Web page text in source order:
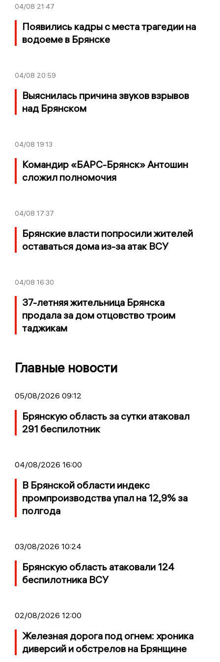
04/08 21:47
Появились кадры с места трагедии на
водоеме в Брянске
04/08 20:59
Выяснилась причина звуков взрывов
над Брянском
04/08 19:13
Командир «БАРС-Брянск» Антошин
сложил полномочия
04/08 17:37
Брянские власти попросили жителей
оставаться дома из-за атак ВСУ
04/08 16:30
37-летняя жительница Брянска
продала за дом отцовство троим
таджикам
Главные новости
05/08/2026 09:12
Брянскую область за сутки атаковал
291 беспилотник
04/08/2026 16:00
В Брянской области индекс
промпроизводства упал на 12,9% за
полгода
03/08/2026 10:24
Брянскую область атаковали 124
беспилотника ВСУ
02/08/2026 12:00
Железная дорога под огнем: хроника
диверсий и обстрелов на Брянщине